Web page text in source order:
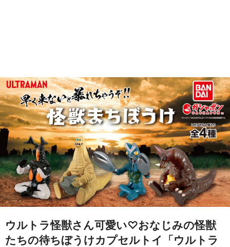
ウルトラ怪獣さん可愛い♡おなじみの怪獣
たちの待ちぼうけカプセルトイ「ウルトラ